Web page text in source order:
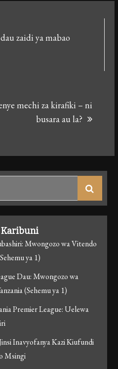
zaidi ya mabao
mechi za kirafiki – ni
busara au la?
Karibuni
Mwongozo wa Vitendo
ya 1)
Dau: Mwongozo wa
(Sehemu ya 1)
Premier League: Uelewa
Inavyofanya Kazi Kiufundi
Msingi